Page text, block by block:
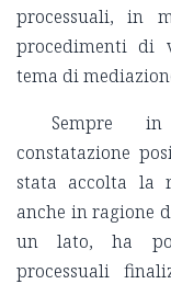
processuali, in
procedimenti di
tema di
Sempre
constatazione
stata accolta la
anche in ragione
un lato, ha
processuali